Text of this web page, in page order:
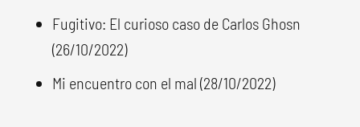
Fugitivo: El curioso caso de Carlos Ghosn
(26/10/2022)
Mi encuentro con el mal (28/10/2022)